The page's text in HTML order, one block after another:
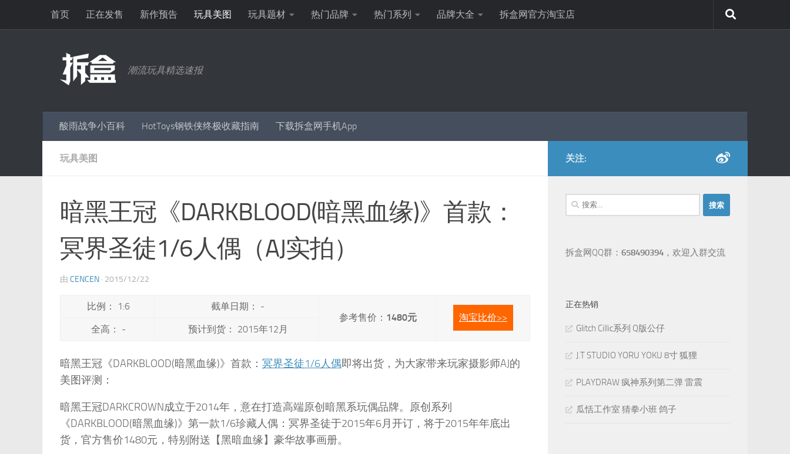
跳至内容首页 正在发售 新作预告 玩具美图 玩具题材 热门品牌 热门系列 品牌大全 拆盒网官方淘宝店
潮流玩具精选速报
酸雨战争小百科 HotToys钢铁侠终极收藏指南 下载拆盒网手机App
玩具美图
暗黑王冠《DARKBLOOD(暗黑血缘)》首款：
冥界圣徒1/6人偶（AJ实拍）
由 CENCEN · 2015/12/22
比例： 1:6
截单日期： -
参考售价： 1480元
淘宝比价>>
全高： -
预计到货： 2015年12月
暗黑王冠《DARKBLOOD(暗黑血缘)》首款： 冥界圣徒1/6人偶即将出货，为大家带来玩家摄影师AJ的
美图评测：
暗黑王冠DARKCROWN成立于2014年，意在打造高端原创暗黑系玩偶品牌。原创系列
《DARKBLOOD(暗黑血缘)》第一款1/6珍藏人偶：冥界圣徒于2015年6月开订，将于2015年年底出
货，官方售价1480元，特别附送【黑暗血缘】豪华故事画册。
关注:
搜
索：
拆盒网QQ群： 658490394 ，欢迎入群交流
正在热销
Glitch Cillic系列 Q版公仔
J.T STUDIO YORU YOKU 8寸 狐狸
PLAYDRAW 疯神系列第二弹 雷震
瓜恬工作室 猜拳小班 鸽子